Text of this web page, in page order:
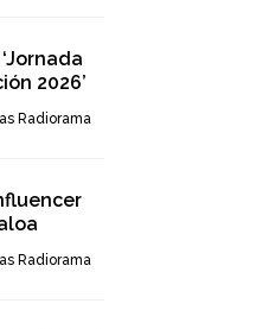
2026’
Radiorama
Radiorama